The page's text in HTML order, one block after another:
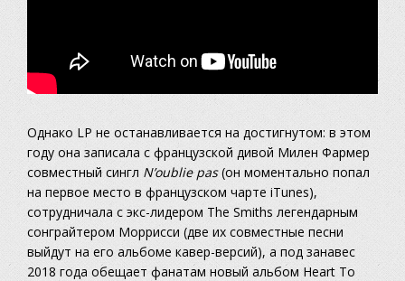
Однако LP не останавливается на достигнутом: в этом
году она записала с французской дивой Милен Фармер
совместный сингл N’oublie pas(он моментально попал
на первое место в французском чарте iTunes),
сотрудничала с экс-лидером The Smiths легендарным
сонграйтером Моррисси (две их совместные песни
выйдут на его альбоме кавер-версий), а под занавес
2018 года обещает фанатам новый альбом Heart To